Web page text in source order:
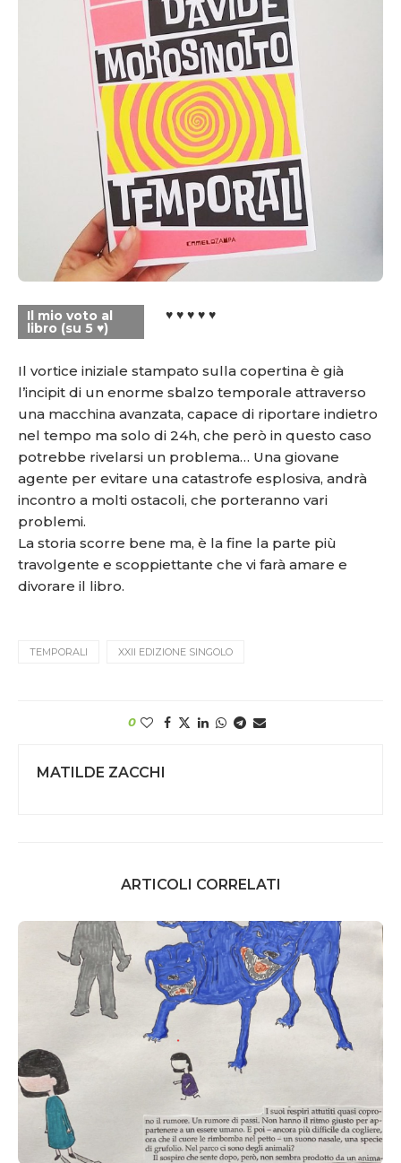
Il mio voto al
libro (su 5 ♥)
♥ ♥ ♥ ♥ ♥
Il vortice iniziale stampato sulla copertina è già
l’incipit di un enorme sbalzo temporale attraverso
una macchina avanzata, capace di riportare indietro
nel tempo ma solo di 24h, che però in questo caso
potrebbe rivelarsi un problema… Una giovane
agente per evitare una catastrofe esplosiva, andrà
incontro a molti ostacoli, che porteranno vari
problemi.
La storia scorre bene ma, è la fine la parte più
travolgente e scoppiettante che vi farà amare e
divorare il libro.
TEMPORALI XXII EDIZIONE SINGOLO
0
MATILDE ZACCHI
ARTICOLI CORRELATI